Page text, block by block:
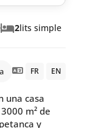
2lits simple
FR EN
una casa
m² de
y